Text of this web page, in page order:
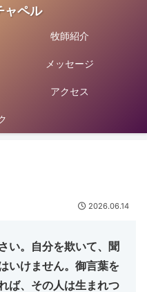
ャペル
牧師紹介
メッセージ
アクセス
2026.06.14
い。自分を欺いて、聞
いけません。御言葉を
ば、その人は生まれつ